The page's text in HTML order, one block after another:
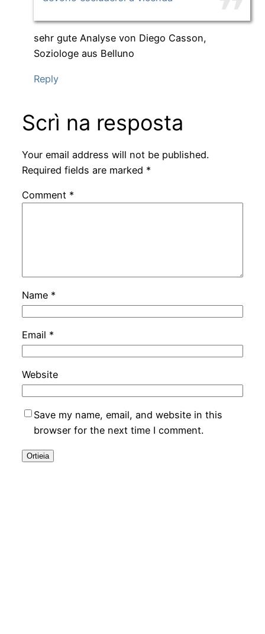
sehr gute Analyse von Diego Casson,
Soziologe aus Belluno
Reply
Scrì na resposta
Your email address will not be published.
Required fields are marked *
Comment *
Name *
Email *
Website
Save my name, email, and website in this
browser for the next time I comment.